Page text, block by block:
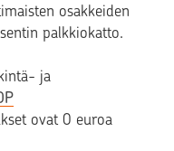
osakkeiden
palkkiokatto.
ja
ovat 0 euroa